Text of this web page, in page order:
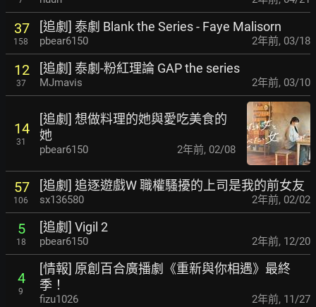
37
158
[追劇] 泰劇 Blank the Series - Faye Malisorn
pbear6150 2年前, 03/18
12
37
[追劇] 泰劇-粉紅理論 GAP the series
MJmavis 2年前, 03/10
14
31
[追劇] 想做料理的她與愛吃美食的
她
pbear6150 2年前, 02/08
57
106
[追劇] 追逐遊戲W 職權騷擾的上司是我的前女友
sx136580 2年前, 02/02
5
18
[追劇] Vigil 2
pbear6150 2年前, 12/20
4
9
[情報] 原創百合廣播劇《重新與你相遇》最終
季！
fizu1026 2年前, 11/27